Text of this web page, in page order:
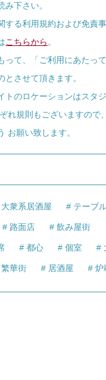
み下さい。
する利用規約および免責
こちらから。
って、「ご利用にあたっ
とさせて頂きます。
トのロケーションはスタ
れ規則もございますので
お願い致します。
大衆系居酒屋 テーブ
路面店 飲み屋街
都心 個室
繁華街 居酒屋 炉